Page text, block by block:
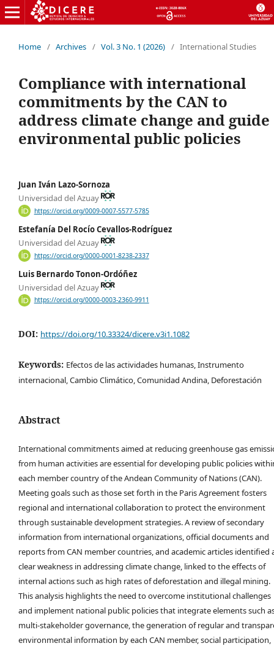
Home / Archives / Vol. 3 No. 1 (2026) / International Studies
Compliance with international
commitments by the CAN to
address climate change and guide
environmental public policies
Juan Iván Lazo-Sornoza
Universidad del Azuay
https://orcid.org/0009-0007-5577-5785
Estefanía Del Rocío Cevallos-Rodríguez
Universidad del Azuay
https://orcid.org/0000-0001-8238-2337
Luis Bernardo Tonon-Ordóñez
Universidad del Azuay
https://orcid.org/0000-0003-2360-9911
DOI: https://doi.org/10.33324/dicere.v3i1.1082
Keywords: Efectos de las actividades humanas, Instrumento
internacional, Cambio Climático, Comunidad Andina, Deforestación
Abstract
International commitments aimed at reducing greenhouse gas
from human activities are essential for developing public policies
each member country of the Andean Community of Nations (CAN).
Meeting goals such as those set forth in the Paris Agreement fosters
regional and international collaboration to protect the environment
through sustainable development strategies. A review of secondary
information from international organizations, official documents and
reports from CAN member countries, and academic articles identified
clear weakness in addressing climate change, linked to the effects of
internal actions such as high rates of deforestation and illegal mining.
This analysis highlights the need to overcome institutional challenges
and implement national public policies that integrate elements such
multi-stakeholder governance, the generation of regular and
environmental information by each CAN member, social participation,